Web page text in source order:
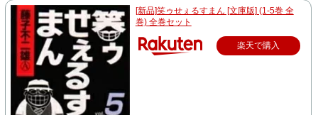
[新品]笑ゥせぇるすまん [文庫版] (1-5巻 全
巻) 全巻セット
楽天で購入